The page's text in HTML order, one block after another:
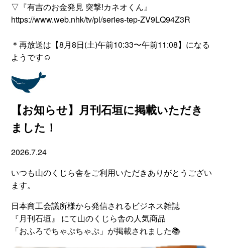
▽『有吉のお金発見 突撃!カネオくん』
https://www.web.nhk/tv/pl/series-tep-ZV9LQ94Z3R
＊再放送は【8月8日(土)午前10:33〜午前11:08】になる
ようです☺
【お知らせ】月刊石垣に掲載いただき
ました！
2026.7.24
いつも山のくじら舎をご利用いただきありがとうござい
ます。
日本商工会議所様から発信されるビジネス雑誌
『月刊石垣』 にて山のくじら舎の人気商品
「おふろでちゃぷちゃぷ」が掲載されました📚